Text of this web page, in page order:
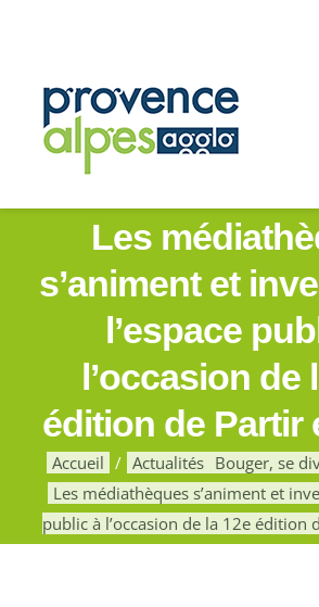
Les
s’animent et
l’espace
l’occasion de
édition de Partir
Accueil Actualités Bouger, se
Les médiathèques s’animent et
public à l’occasion de la 12e édition